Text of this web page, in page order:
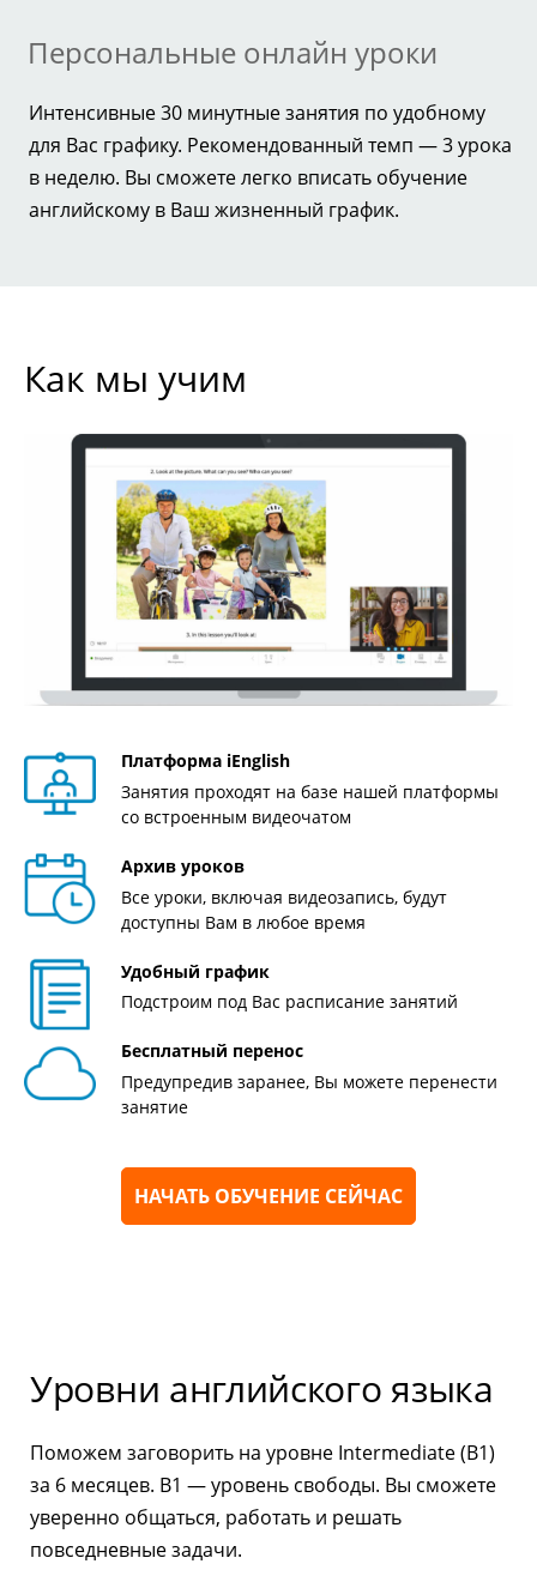
Персональные онлайн уроки
Интенсивные 30 минутные занятия по удобному
для Вас графику. Рекомендованный темп — 3 урока
в неделю. Вы сможете легко вписать обучение
английскому в Ваш жизненный график.
Как мы учим
Платформа iEnglish
Занятия проходят на базе нашей платформы
со встроенным видеочатом
Архив уроков
Все уроки, включая видеозапись, будут
доступны Вам в любое время
Удобный график
Подстроим под Вас расписание занятий
Бесплатный перенос
Предупредив заранее, Вы можете перенести
занятие
НАЧАТЬ ОБУЧЕНИЕ СЕЙЧАС
Уровни английского языка
Поможем заговорить на уровне Intermediate (B1)
за 6 месяцев. B1 — уровень свободы. Вы сможете
уверенно общаться, работать и решать
повседневные задачи.